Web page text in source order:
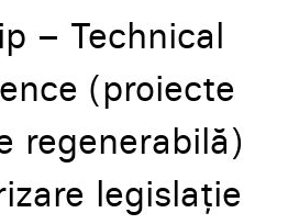
– Technical
(proiecte
regenerabilă)
legislație